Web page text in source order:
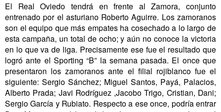
El Real Oviedo tendrá en frente al Zamora, conjunto
entrenado por el asturiano Roberto Aguirre. Los zamoranos
son el equipo que más empates ha cosechado a lo largo de
esta campaña, un total de ocho; y aún no conoce la victoria
en lo que va de liga. Precisamente ese fue el resultado que
logró ante el Sporting “B” la semana pasada. El once que
presentaron los zamoranos ante el filial rojiblanco fue el
siguiente: Sergio Sánchez; Miguel Santos, Payá, Palacios,
Alberto Prada; Javi Rodríguez ,Jacobo Trigo, Cristian, Dani;
Sergio García y Rubiato. Respecto a ese once, podría entrar